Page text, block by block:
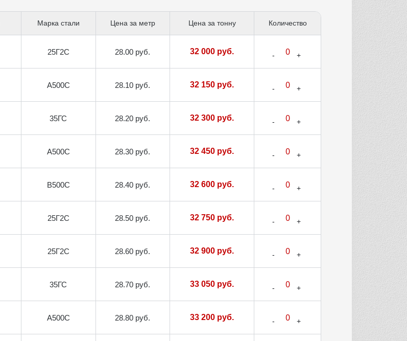
Марка стали Цена за метр Цена за тонну Количество
25Г2С 28.00 руб. 32 000 руб.
А500С 28.10 руб. 32 150 руб.
35ГС 28.20 руб. 32 300 руб.
А500С 28.30 руб. 32 450 руб.
В500С 28.40 руб. 32 600 руб.
25Г2С 28.50 руб. 32 750 руб.
25Г2С 28.60 руб. 32 900 руб.
35ГС 28.70 руб. 33 050 руб.
А500С 28.80 руб. 33 200 руб.